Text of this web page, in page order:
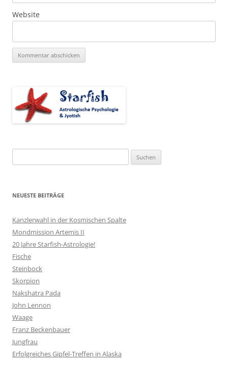
Website
nach:
NEUESTE BEITRÄGE
Kanzlerwahl in der Kosmischen Spalte
Mondmission Artemis II
20 Jahre Starfish-Astrologie!
Fische
Steinbock
Skorpion
Nakshatra Pada
John Lennon
Waage
Franz Beckenbauer
Jungfrau
Erfolgreiches Gipfel-Treffen in Alaska